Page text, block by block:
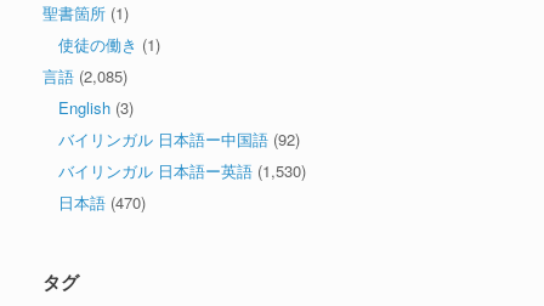
聖書箇所 (1)
使徒の働き (1)
言語 (2,085)
English (3)
バイリンガル 日本語ー中国語 (92)
バイリンガル 日本語ー英語 (1,530)
日本語 (470)
タグ